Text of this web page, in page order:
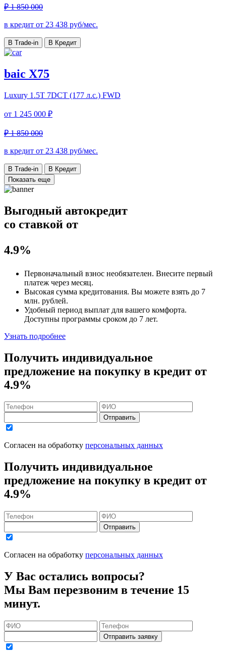
₽ 1 850 000
в кредит от 23 438 руб/мес.
В Trade-in В Кредит
baic X75
Luxury 1.5T 7DCT (177 л.с.) FWD
от 1 245 000 ₽
₽ 1 850 000
в кредит от 23 438 руб/мес.
В Trade-in
В Кредит
Показать еще
Выгодный автокредит
со ставкой от
4.9%
Первоначальный взнос необязателен. Внесите первый
платеж через месяц.
Высокая сумма кредитования. Вы можете взять до 7
млн. рублей.
Удобный период выплат для вашего комфорта.
Доступны программы сроком до 7 лет.
Узнать подробнее
Получить индивидуальное
предложение на покупку в кредит от
4.9%
Отправить
Согласен на обработку персональных данных
Получить индивидуальное
предложение на покупку в кредит от
4.9%
Отправить
Согласен на обработку персональных данных
У Вас остались вопросы?
Мы Вам перезвоним в течение 15
минут.
Отправить заявку